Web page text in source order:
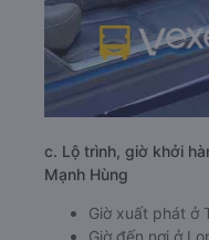
c. Lộ trình, giờ khởi
Mạnh Hùng
Giờ xuất phát ở
Giờ đến nơi ở